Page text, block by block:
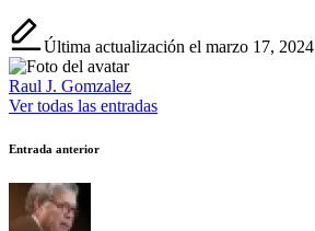
Última actualización el marzo 17, 2024
Raul J. Gomzalez
Ver todas las entradas
Navegación
de
entradas
Entrada anterior